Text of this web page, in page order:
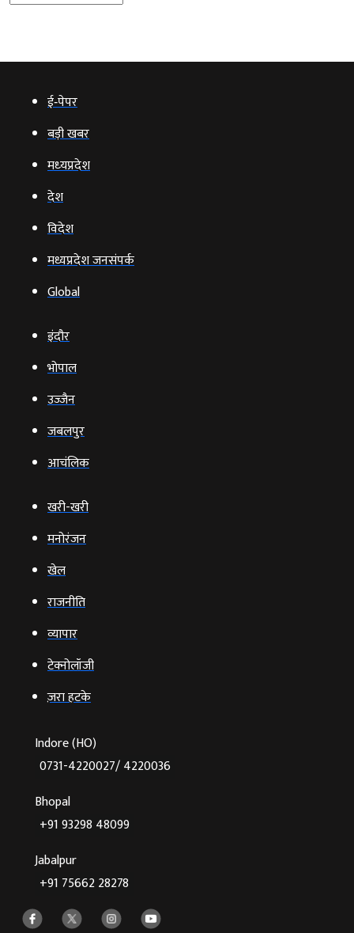
ई‑पेपर
बड़ी खबर
मध्‍यप्रदेश
देश
विदेश
मध्यप्रदेश जनसंपर्क
Global
इंदौर
भोपाल
उज्‍जैन
जबलपुर
आचंलिक
खरी-खरी
मनोरंजन
खेल
राजनीति
व्‍यापार
टेक्‍नोलॉजी
ज़रा हटके
Indore (HO)
0731-4220027/ 4220036
Bhopal
+91 93298 48099
Jabalpur
+91 75662 28278